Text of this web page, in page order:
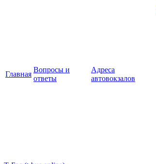
Главная
Вопросы и
ответы
Адреса
автовокзалов